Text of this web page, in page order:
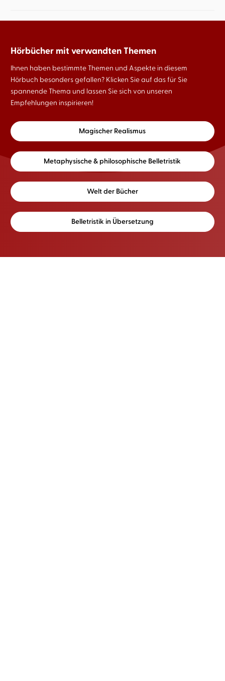
Hörbücher mit verwandten Themen
Ihnen haben bestimmte Themen und Aspekte in diesem
Hörbuch besonders gefallen? Klicken Sie auf das für Sie
spannende Thema und lassen Sie sich von unseren
Empfehlungen inspirieren!
Magischer Realismus
Metaphysische & philosophische Belletristik
Welt der Bücher
Belletristik in Übersetzung